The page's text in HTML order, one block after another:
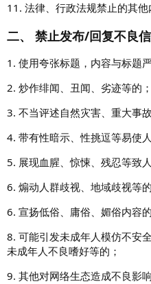
11. 法律、行政法规禁止的其他
二、 禁止发布/回复不良
1. 使用夸张标题，内容与标题
2. 炒作绯闻、丑闻、劣迹等的；
3. 不当评述自然灾害、重大事
4. 带有性暗示、性挑逗等易使
5. 展现血腥、惊悚、残忍等致
6. 煽动人群歧视、地域歧视等的
6. 宣扬低俗、庸俗、媚俗内容的
8. 可能引发未成年人模仿不安
未成年人不良嗜好等的；
9. 其他对网络生态造成不良影响